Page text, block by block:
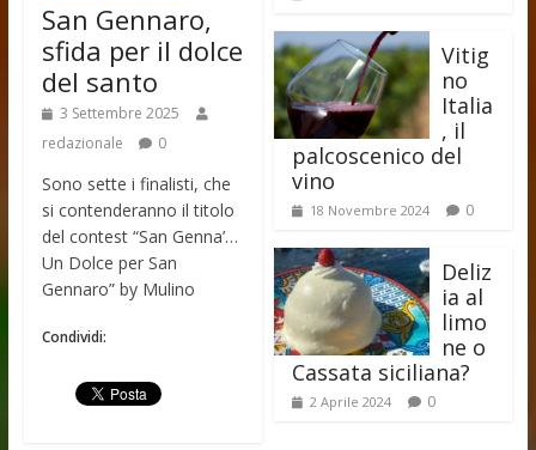
San Gennaro,
sfida per il dolce
del santo
3 Settembre 2025
redazionale
0
Sono sette i finalisti, che
si contenderanno il titolo
del contest “San Genna’…
Un Dolce per San
Gennaro” by Mulino
Condividi:
Vitig
no
Italia
, il
palcoscenico del
vino
18 Novembre 2024 0
Deliz
ia al
limo
ne o
Cassata siciliana?
2 Aprile 2024 0